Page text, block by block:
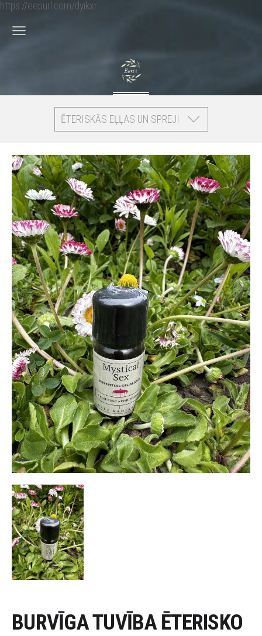
https://eepurl.com/dyikxr
ĒTERISKĀS EĻĻAS UN SPREJI
BURVĪGA TUVĪBA ĒTERISKO